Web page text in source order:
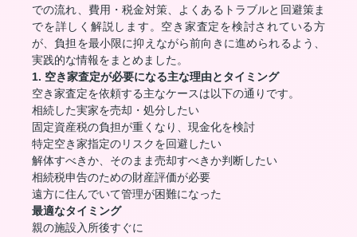
での流れ、費用・税金対策、よくあるトラブルと回避策ま
でを詳しく解説します。空き家査定を検討されている方
が、負担を最小限に抑えながら前向きに進められるよう、
実践的な情報をまとめました。
1. 空き家査定が必要になる主な理由とタイミング
空き家査定を依頼する主なケースは以下の通りです。
相続した実家を売却・処分したい
固定資産税の負担が重くなり、現金化を検討
特定空き家指定のリスクを回避したい
解体すべきか、そのまま売却すべきか判断したい
相続税申告のための財産評価が必要
遠方に住んでいて管理が困難になった
最適なタイミング
親の施設入所後すぐに